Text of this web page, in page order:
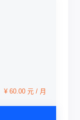
¥ 60.00 元 / 月